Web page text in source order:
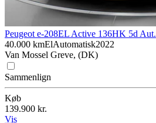
Peugeot e-208EL Active 136HK 5d Aut.
40.000 kmElAutomatisk2022
Van Mossel Greve, (DK)
Sammenlign
Køb
139.900 kr.
Vis